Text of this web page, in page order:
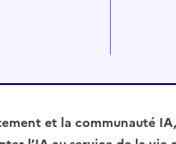
et la communauté